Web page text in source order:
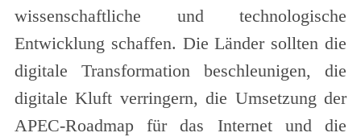
wissenschaftliche und technologische
Entwicklung schaffen. Die Länder sollten die
digitale Transformation beschleunigen, die
digitale Kluft verringern, die Umsetzung der
APEC-Roadmap für das Internet und die